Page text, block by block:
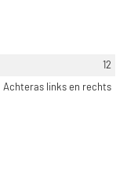
12
Achteras links en rechts